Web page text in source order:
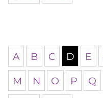
A B C D E
M
N O P Q